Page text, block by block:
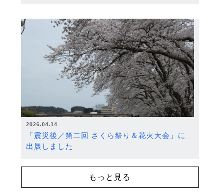
2026.04.14
「震災後／第二回 さくら祭り＆花火大会」に
出展しました
もっと見る